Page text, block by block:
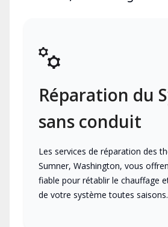
Réparation du
sans conduit
Les services de réparation des
Sumner, Washington, vous
fiable pour rétablir le chauffage
de votre système toutes saisons.